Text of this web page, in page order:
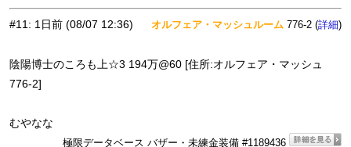
#11: 1日前 (08/07 12:36) オルフェア・マッシュルーム 776-2 (詳細)
陰陽博士のころも上☆3 194万@60 [住所:オルフェア・マッシュ
776-2]
むやなな
極限データベース バザー・未練金装備 #1189436